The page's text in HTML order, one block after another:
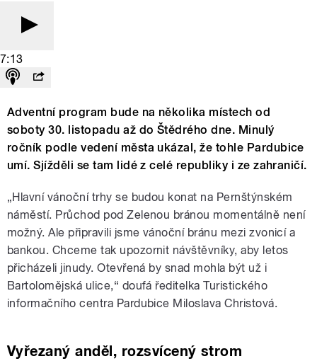
7:13
Adventní program bude na několika místech od
soboty 30. listopadu až do Štědrého dne. Minulý
ročník podle vedení města ukázal, že tohle Pardubice
umí. Sjížděli se tam lidé z celé republiky i ze zahraničí.
„Hlavní vánoční trhy se budou konat na Pernštýnském
náměstí. Průchod pod Zelenou bránou momentálně není
možný. Ale připravili jsme vánoční bránu mezi zvonicí a
bankou. Chceme tak upozornit návštěvníky, aby letos
přicházeli jinudy. Otevřená by snad mohla být už i
Bartolomějská ulice,“ doufá ředitelka Turistického
informačního centra Pardubice Miloslava Christová.
Vyřezaný anděl, rozsvícený strom